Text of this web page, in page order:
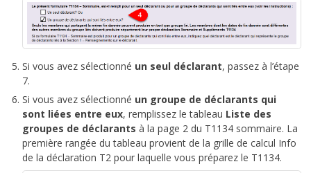
Si vous avez sélectionné un seul déclarant, passez à l’étape
7.
Si vous avez sélectionné un groupe de déclarants qui
sont liées entre eux, remplissez le tableau Liste des
groupes de déclarants à la page 2 du T1134 sommaire. La
première rangée du tableau provient de la grille de calcul Info
de la déclaration T2 pour laquelle vous préparez le T1134.